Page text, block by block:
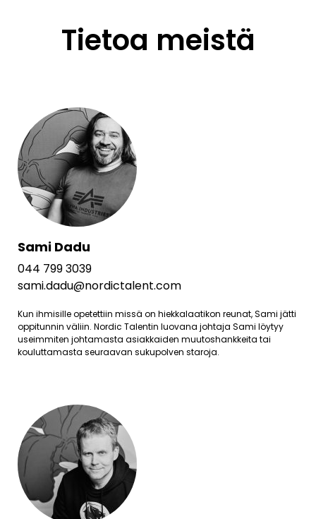
Tietoa meistä
Sami Dadu
044 799 3039
sami.dadu@nordictalent.com
Kun ihmisille opetettiin missä on hiekkalaatikon reunat, Sami jätti
oppitunnin väliin. Nordic Talentin luovana johtaja Sami löytyy
useimmiten johtamasta asiakkaiden muutoshankkeita tai
kouluttamasta seuraavan sukupolven staroja.